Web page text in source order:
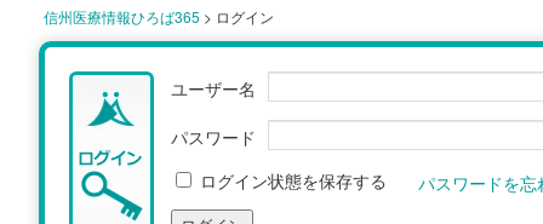
信州医療情報ひろば365 > ログイン
ユーザー名
パスワード
パスワードを
ログイン状態を保存する